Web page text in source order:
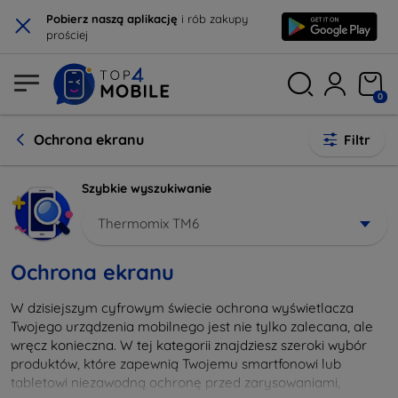
× Pobierz naszą aplikację i rób zakupy
prościej
0
Ochrona ekranu Filtr
Szybkie wyszukiwanie
Thermomix TM6
Ochrona ekranu
W dzisiejszym cyfrowym świecie ochrona wyświetlacza
Twojego urządzenia mobilnego jest nie tylko zalecana, ale
wręcz konieczna. W tej kategorii znajdziesz szeroki wybór
produktów, które zapewnią Twojemu smartfonowi lub
tabletowi niezawodną ochronę przed zarysowaniami,